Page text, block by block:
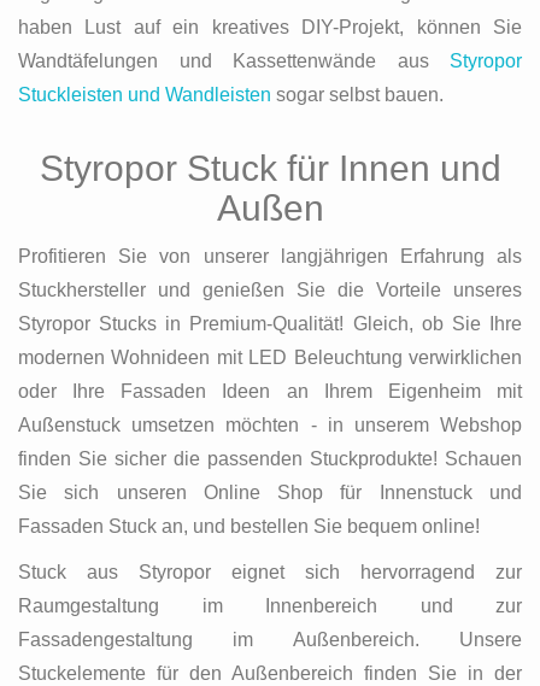
haben Lust auf ein kreatives DIY-Projekt, können Sie
Wandtäfelungen und Kassettenwände aus Styropor
Stuckleisten und Wandleisten sogar selbst bauen.
Styropor Stuck für Innen und
Außen
Profitieren Sie von unserer langjährigen Erfahrung als
Stuckhersteller und genießen Sie die Vorteile unseres
Styropor Stucks in Premium-Qualität! Gleich, ob Sie Ihre
modernen Wohnideen mit LED Beleuchtung verwirklichen
oder Ihre Fassaden Ideen an Ihrem Eigenheim mit
Außenstuck umsetzen möchten - in unserem Webshop
finden Sie sicher die passenden Stuckprodukte! Schauen
Sie sich unseren Online Shop für Innenstuck und
Fassaden Stuck an, und bestellen Sie bequem online!
Stuck aus Styropor eignet sich hervorragend zur
Raumgestaltung im Innenbereich und zur
Fassadengestaltung im Außenbereich. Unsere
Stuckelemente für den Außenbereich finden Sie in der